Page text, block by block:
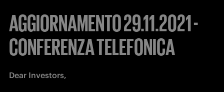
AGGIORNAMENTO 29.11.2021 -
CONFERENZA TELEFONICA
Dear Investors,